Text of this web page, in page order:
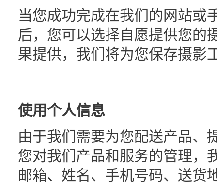
当您成功完成在我们的网站或
后，您可以选择自愿提供您的
果提供，我们将为您保存摄影
使用个人信息
由于我们需要为您配送产品、
您对我们产品和服务的管理，
邮箱、姓名、手机号码、送货